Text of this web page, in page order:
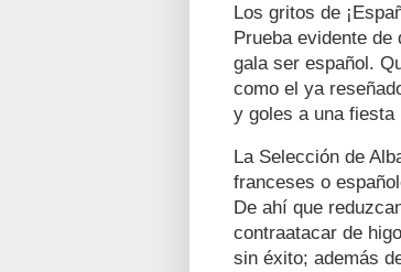
Los gritos de
Prueba evidente de
gala ser español.
como el ya
y goles a una
La Selección de
franceses o
De ahí que
contraatacar de
sin éxito; además